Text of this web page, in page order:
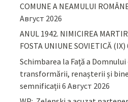
COMUNE A NEAMULUI
Август 2026
ANUL 1942. NIMICIREA
FOSTA UNIUNE SOVIETICĂ (IX)
Schimbarea la Față a
transformării, renașterii și
semnificații 6 Август 2026